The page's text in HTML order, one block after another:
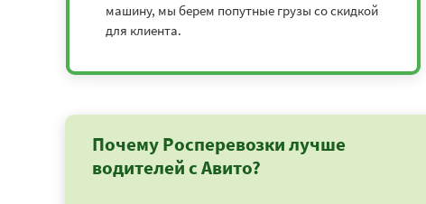
машину, мы берем попутные грузы со скидкой
для клиента.
Почему Росперевозки лучше
водителей с Авито?